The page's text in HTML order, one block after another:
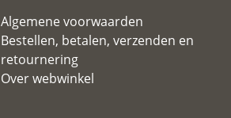
Algemene voorwaarden
Bestellen, betalen, verzenden en
retournering
Over webwinkel